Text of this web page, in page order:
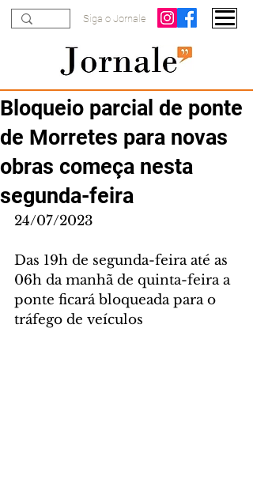
Siga o Jornale
Bloqueio parcial de ponte
de Morretes para novas
obras começa nesta
segunda-feira
24/07/2023
Das 19h de segunda-feira até as
06h da manhã de quinta-feira a
ponte ficará bloqueada para o
tráfego de veículos